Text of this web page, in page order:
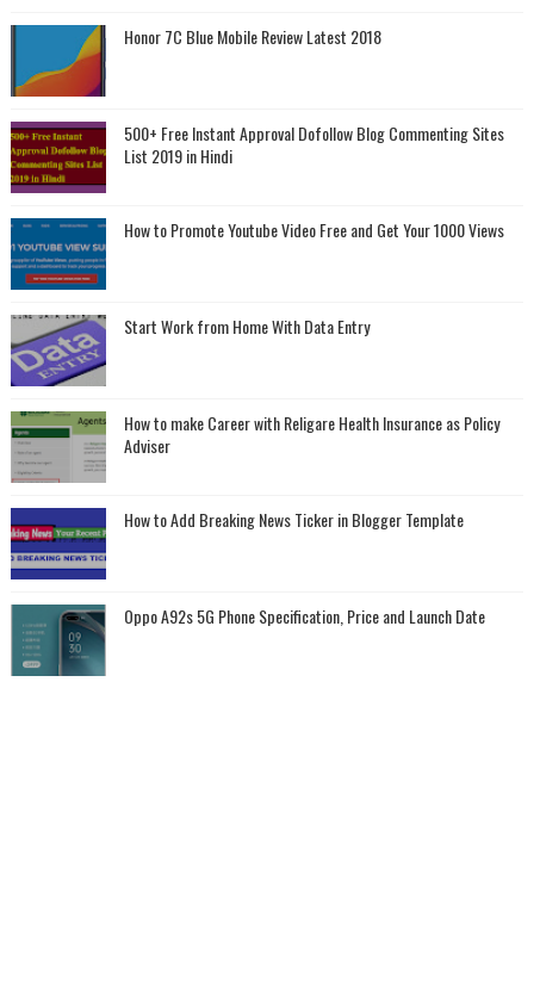
Honor 7C Blue Mobile Review Latest 2018
500+ Free Instant Approval Dofollow Blog Commenting Sites
List 2019 in Hindi
How to Promote Youtube Video Free and Get Your 1000 Views
Start Work from Home With Data Entry
How to make Career with Religare Health Insurance as Policy
Adviser
How to Add Breaking News Ticker in Blogger Template
Oppo A92s 5G Phone Specification, Price and Launch Date